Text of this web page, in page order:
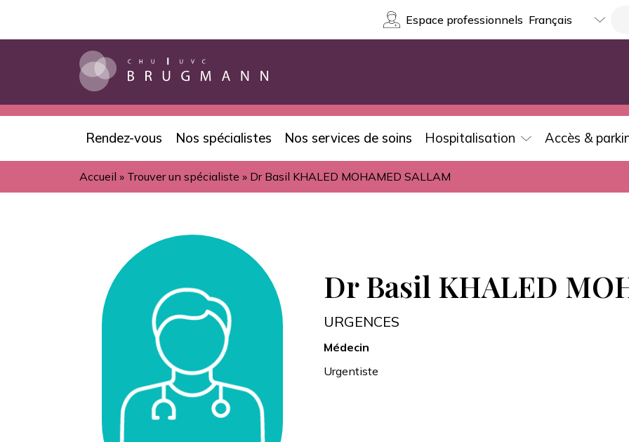
Espace professionnels your
language
Navigation
principale
Rendez-vous Nos spécialistes Nos services de soins Hospitalisation Accès &
Fil
Accueil Trouver un spécialiste Dr Basil KHALED MOHAMED SALLAM
Dr Basil KHALED
URGENCES
Médecin
Urgentiste